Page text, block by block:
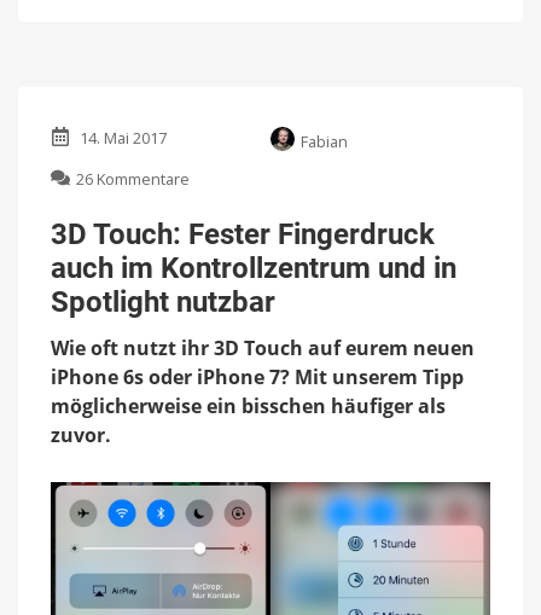
14. Mai 2017
Fabian
26 Kommentare
Touch:
Fester
Fingerdruck
auch
im
Kontrollzentrum
in
Spotlight
3D Touch: Fester Fingerdruck
auch im Kontrollzentrum und in
Spotlight nutzbar
Wie oft nutzt ihr 3D Touch auf eurem neuen
iPhone 6s oder iPhone 7? Mit unserem Tipp
möglicherweise ein bisschen häufiger als
zuvor.